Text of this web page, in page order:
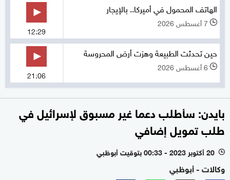
الهاتف المحمول في أميركا.. بالإيجار
l 7 أغسطس 2026
12:29
حين تحدثت الطبيعة وهزت أرض المحروسة
l 6 أغسطس 2026
21:06
بايدن: سأطلب دعما غير مسبوق لإسرائيل في
طلب تمويل إضافي
l 20 أكتوبر 2023 - 00:33 بتوقيت أبوظبي
وكالات - أبوظبي